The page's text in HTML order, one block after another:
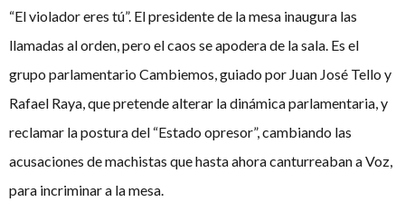
“El violador eres tú”. El presidente de la mesa inaugura las
llamadas al orden, pero el caos se apodera de la sala. Es el
grupo parlamentario Cambiemos, guiado por Juan José Tello y
Rafael Raya, que pretende alterar la dinámica parlamentaria, y
reclamar la postura del “Estado opresor”, cambiando las
acusaciones de machistas que hasta ahora canturreaban a Voz,
para incriminar a la mesa.